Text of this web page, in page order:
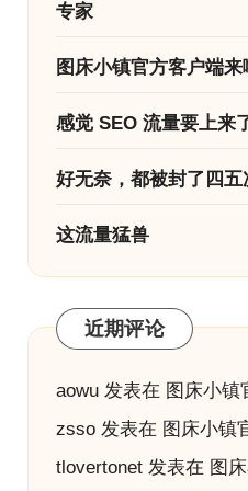
专家
图床小镇官方客户端来
感觉 SEO 流量要上来
好无奈，都被封了四五
这流量猛兽
近期评论
aowu发表在 图床小镇
zsso发表在 图床小镇
tlovertonet发表在 图